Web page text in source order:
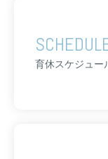
育休スケジュー